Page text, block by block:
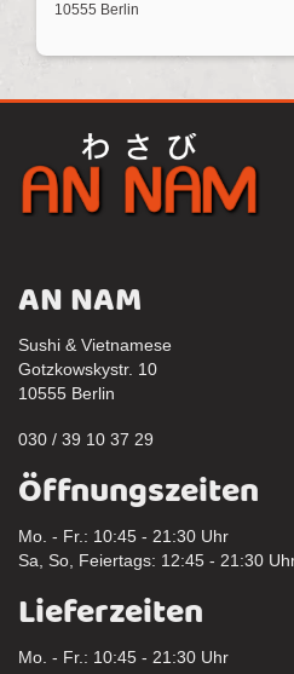
10555 Berlin
AN NAM
Sushi & Vietnamese
Gotzkowskystr. 10
10555 Berlin
030 / 39 10 37 29
Öffnungszeiten
Mo. - Fr.: 10:45 - 21:30 Uhr
Sa, So, Feiertags: 12:45 - 21:30
Lieferzeiten
Mo. - Fr.: 10:45 - 21:30 Uhr